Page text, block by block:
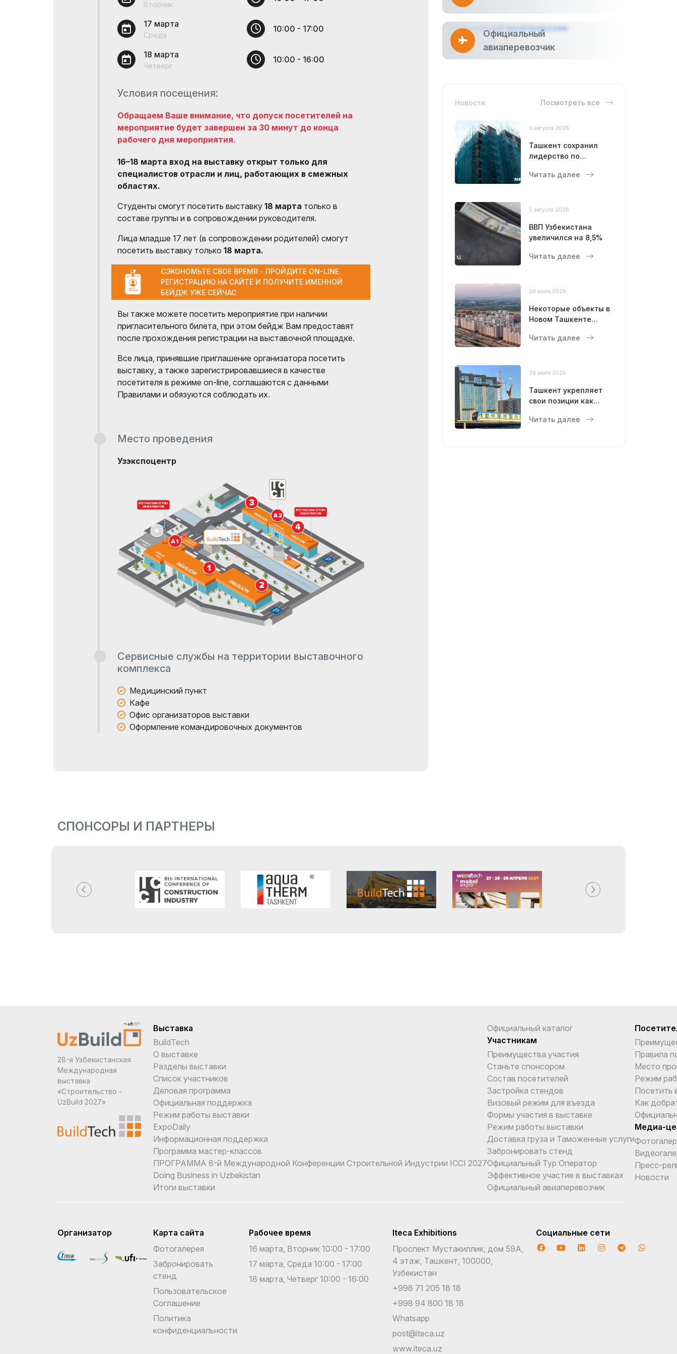
классов
ПРОГРАММА 8-й
Международной
Строительной Индустрии
ICCI 2027
Uzbekistan
Итоги выставки
Официальный каталог
Вторник
17 марта
Среда
10:00 - 17:00
18 марта
Четверг
10:00 - 16:00
Условия посещения:
Обращаем Ваше внимание, что допуск посетителей на
мероприятие будет завершен за 30 минут до конца
рабочего дня мероприятия.
16–18 марта вход на выставку открыт только для
специалистов отрасли и лиц, работающих в смежных
областях.
Студенты смогут посетить выставку 18 марта только в
составе группы и в сопровождении руководителя.
Лица младше 17 лет (в сопровождении родителей) смогут
посетить выставку только 18 марта.
СЭКОНОМЬТЕ СВОЕ ВРЕМЯ - ПРОЙДИТЕ ON-LINE
РЕГИСТРАЦИЮ НА САЙТЕ И ПОЛУЧИТЕ ИМЕННОЙ
БЕЙДЖ УЖЕ СЕЙЧАС
Вы также можете посетить мероприятие при наличии
пригласительного билета, при этом бейдж Вам предоставят
после прохождения регистрации на выставочной площадке.
Все лица, принявшие приглашение организатора посетить
выставку, а также зарегистрировавшиеся в качестве
посетителя в режиме on-line, соглашаются с данными
Правилами и обязуются соблюдать их.
Место проведения
Узэкспоцентр
Сервисные службы на территории выставочного
комплекса
Медицинский пункт
Кафе
Офис организаторов выставки
Оформление командировочных документов
Официальный
авиаперевозчик
Новости Посмотреть все
5 августа 2026
Ташкент сохранил
лидерство по
строительства
Читать далее
5 августа 2026
ВВП Узбекистана
увеличился на 8,5%
Читать далее
28 июля 2026
Некоторые объекты в
Новом Ташкенте
году
Читать далее
28 июля 2026
Ташкент укрепляет
свои позиции как
мегаполис
Читать далее
СПОНСОРЫ И ПАРТНЕРЫ
28-я Узбекистанская
Международная
выставка
«Строительство -
UzBuild 2027»
Выставка
BuildTech
О выставке
Разделы выставки
Список участников
Деловая программа
Официальная поддержка
Режим работы выставки
ExpoDaily
Информационная поддержка
Программа мастер-классов
ПРОГРАММА 8-й Международной Конференции Строительной Индустрии ICCI 2027
Doing Business in Uzbekistan
Итоги выставки
Официальный каталог
Участникам
Преимущества участия
Станьте спонсором
Состав посетителей
Застройка стендов
Визовый режим для въезда
Формы участия в выставке
Режим работы выставки
Доставка груза и Таможенные услуги
Забронировать стенд
Официальный Тур Оператор
Эффективное участие в выставках
Официальный авиаперевозчик
Правила
Место
Режим
Посетить
Как
Медиа-
Пресс-
Новости
Организатор
Карта сайта
Фотогалерея
Забронировать
стенд
Пользовательское
Соглашение
Политика
конфиденциальности
Рабочее время
16 марта, Вторник 10:00 - 17:00
17 марта, Среда 10:00 - 17:00
18 марта, Четверг 10:00 - 16:00
Iteca Exhibitions
Проспект Мустакиллик, дом 59А,
4 этаж, Ташкент, 100000,
Узбекистан
+998 71 205 18 18
+998 94 800 18 18
Whatsapp
post@iteca.uz
www.iteca.uz
Социальные сети